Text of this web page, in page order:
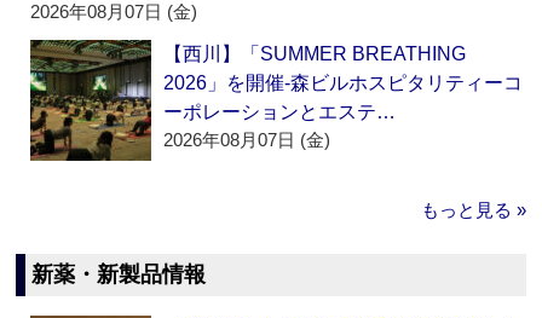
2026年08月07日 (金)
【西川】「SUMMER BREATHING
2026」を開催‐森ビルホスピタリティーコ
ーポレーションとエステ…
2026年08月07日 (金)
もっと見る »
新薬・新製品情報